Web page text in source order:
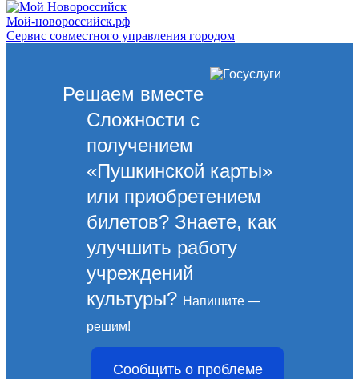
Мой-новороссийск.рф
Сервис совместного управления городом
Решаем вместе
Сложности с
получением
«Пушкинской карты»
или приобретением
билетов? Знаете, как
улучшить работу
учреждений
культуры? Напишите —
решим!
Сообщить о проблеме
Памятник на братской
могиле советских воинов,